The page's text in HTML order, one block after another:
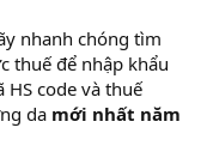
nhanh chóng tìm
thuế để nhập khẩu
HS code và thuế
da mới nhất năm